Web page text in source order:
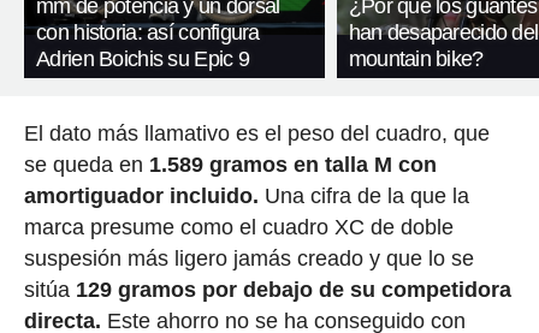
mm de potencia y un dorsal
con historia: así configura
Adrien Boichis su Epic 9
¿Por qué los
han desaparecido del
mountain bike?
El dato más llamativo es el peso del cuadro, que
se queda en 1.589 gramos en talla M con
amortiguador incluido. Una cifra de la que la
marca presume como el cuadro XC de doble
suspesión más ligero jamás creado y que lo se
sitúa 129 gramos por debajo de su competidora
directa. Este ahorro no se ha conseguido con